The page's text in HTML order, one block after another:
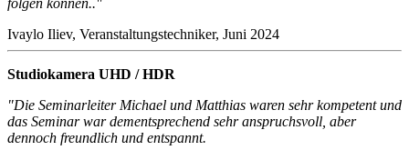
folgen können.."
Ivaylo Iliev, Veranstaltungstechniker, Juni 2024
Studiokamera UHD / HDR
"Die Seminarleiter Michael und Matthias waren sehr kompetent und
das Seminar war dementsprechend sehr anspruchsvoll, aber
dennoch freundlich und entspannt.